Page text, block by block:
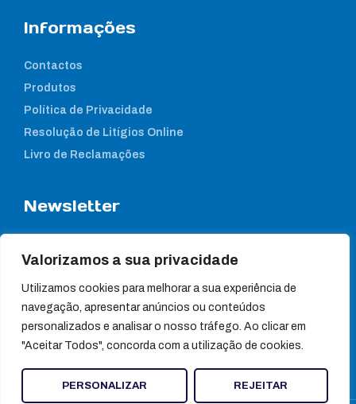
Valorizamos a sua privacidade
Utilizamos cookies para melhorar a sua experiência de
navegação, apresentar anúncios ou conteúdos
personalizados e analisar o nosso tráfego. Ao clicar em
"Aceitar Todos", concorda com a utilização de cookies.
PERSONALIZAR REJEITAR
Informações
Contactos
Produtos
Política de Privacidade
Resolução de Litígios Online
Livro de Reclamações
Newsletter
notícias